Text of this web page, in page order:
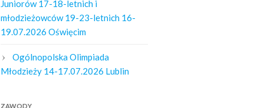
Juniorów 17-18-letnich i
młodzieżowców 19-23-letnich 16-
19.07.2026 Oświęcim
Ogólnopolska Olimpiada
Młodzieży 14-17.07.2026 Lublin
ZAWODY